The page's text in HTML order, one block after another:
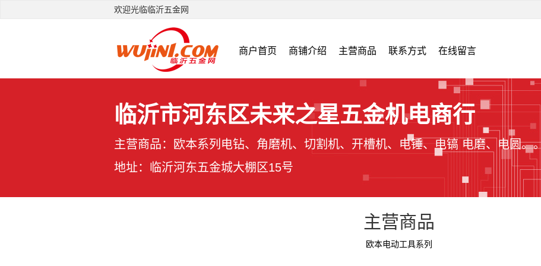
欢迎光临临沂五金网
商户首页 商铺介绍 主营商品 联系方式 在线留言
临沂市河东区未来之星五金机电商行
主营商品：欧本系列电钻、角磨机、切割机、开槽机、电锤、电镐 电磨、电圆。
地址：临沂河东五金城大棚区15号
主营商品
欧本电动工具系列